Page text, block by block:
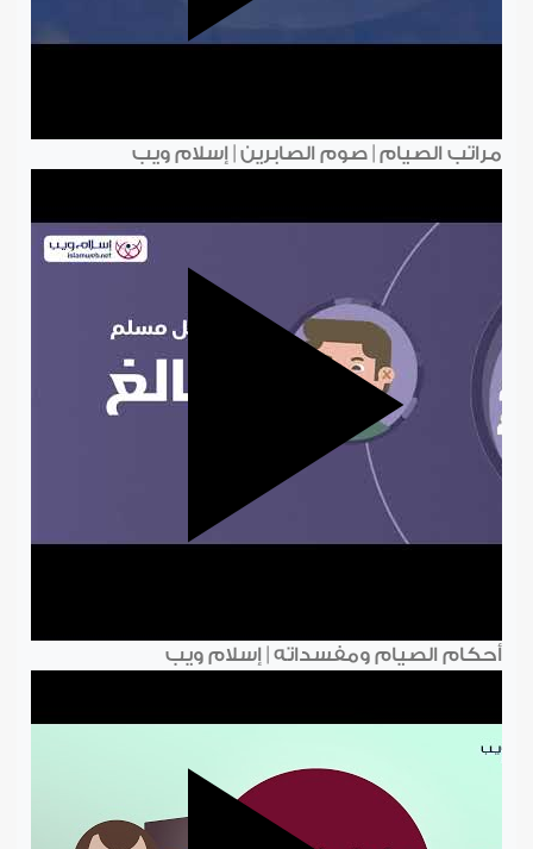
مراتب الصيام | صوم الصابرين | إسلام ويب
أحكام الصيام ومفسداته | إسلام ويب